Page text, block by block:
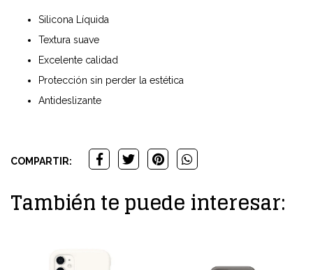
Silicona Líquida
Textura suave
Excelente calidad
Protección sin perder la estética
Antideslizante
COMPARTIR:
También te puede interesar: